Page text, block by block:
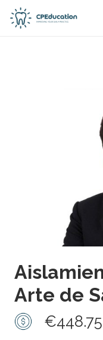
Arte de
€448.75